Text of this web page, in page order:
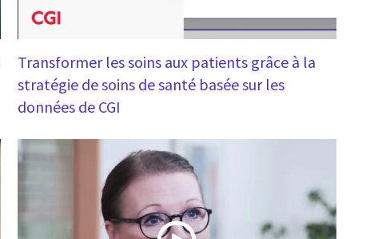
Transformer les soins aux patients grâce à la
stratégie de soins de santé basée sur les
données de CGI